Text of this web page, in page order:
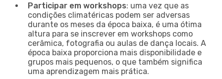
Participar em workshops: uma vez que as
condições climatéricas podem ser adversas
durante os meses da época baixa, é uma ótima
altura para se inscrever em workshops como
cerâmica, fotografia ou aulas de dança locais. A
época baixa proporciona mais disponibilidade e
grupos mais pequenos, o que também significa
uma aprendizagem mais prática.